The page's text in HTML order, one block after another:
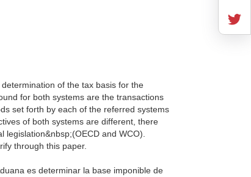
of the tax basis for the
for both systems are the transactions
set forth by each of the referred systems
of both systems are different, there
and WCO).
through this paper.
es determinar la base imponible de